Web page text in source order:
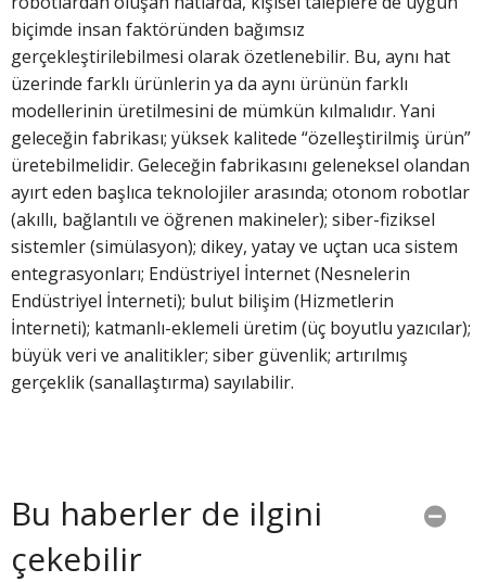
biçimde insan faktöründen bağımsız
gerçekleştirilebilmesi olarak özetlenebilir. Bu, aynı hat
üzerinde farklı ürünlerin ya da aynı ürünün farklı
modellerinin üretilmesini de mümkün kılmalıdır. Yani
geleceğin fabrikası; yüksek kalitede “özelleştirilmiş ürün”
üretebilmelidir. Geleceğin fabrikasını geleneksel olandan
ayırt eden başlıca teknolojiler arasında; otonom robotlar
(akıllı, bağlantılı ve öğrenen makineler); siber-fiziksel
sistemler (simülasyon); dikey, yatay ve uçtan uca sistem
entegrasyonları; Endüstriyel İnternet (Nesnelerin
Endüstriyel İnterneti); bulut bilişim (Hizmetlerin
İnterneti); katmanlı-eklemeli üretim (üç boyutlu yazıcılar);
büyük veri ve analitikler; siber güvenlik; artırılmış
gerçeklik (sanallaştırma) sayılabilir.
Bu haberler de ilgini
çekebilir